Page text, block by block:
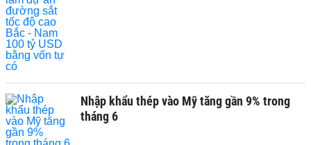
Nhập khẩu thép vào Mỹ tăng gần 9% trong
tháng 6